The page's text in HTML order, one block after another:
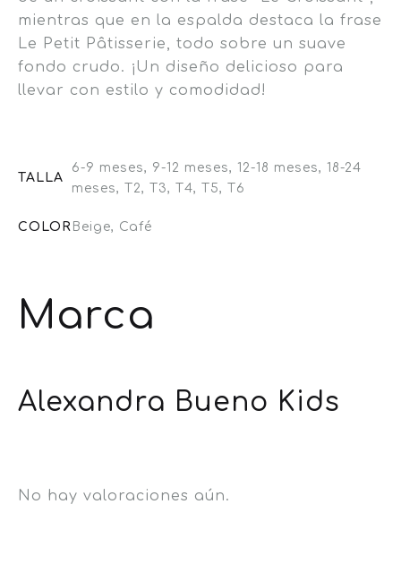
mientras que en la espalda destaca la frase
Le Petit Pâtisserie, todo sobre un suave
fondo crudo. ¡Un diseño delicioso para
llevar con estilo y comodidad!
TALLA
6-9 meses, 9-12 meses, 12-18 meses, 18-24
meses, T2, T3, T4, T5, T6
COLOR Beige, Café
Marca
Alexandra Bueno Kids
No hay valoraciones aún.